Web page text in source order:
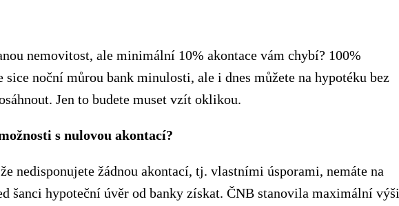
nemovitost, ale minimální 10% akontace vám chybí? 100%
sice noční můrou bank minulosti, ale i dnes můžete na hypotéku bez
Jen to budete muset vzít oklikou.
s nulovou akontací?
nedisponujete žádnou akontací, tj. vlastními úsporami, nemáte na
šanci hypoteční úvěr od banky získat. ČNB stanovila maximální výši